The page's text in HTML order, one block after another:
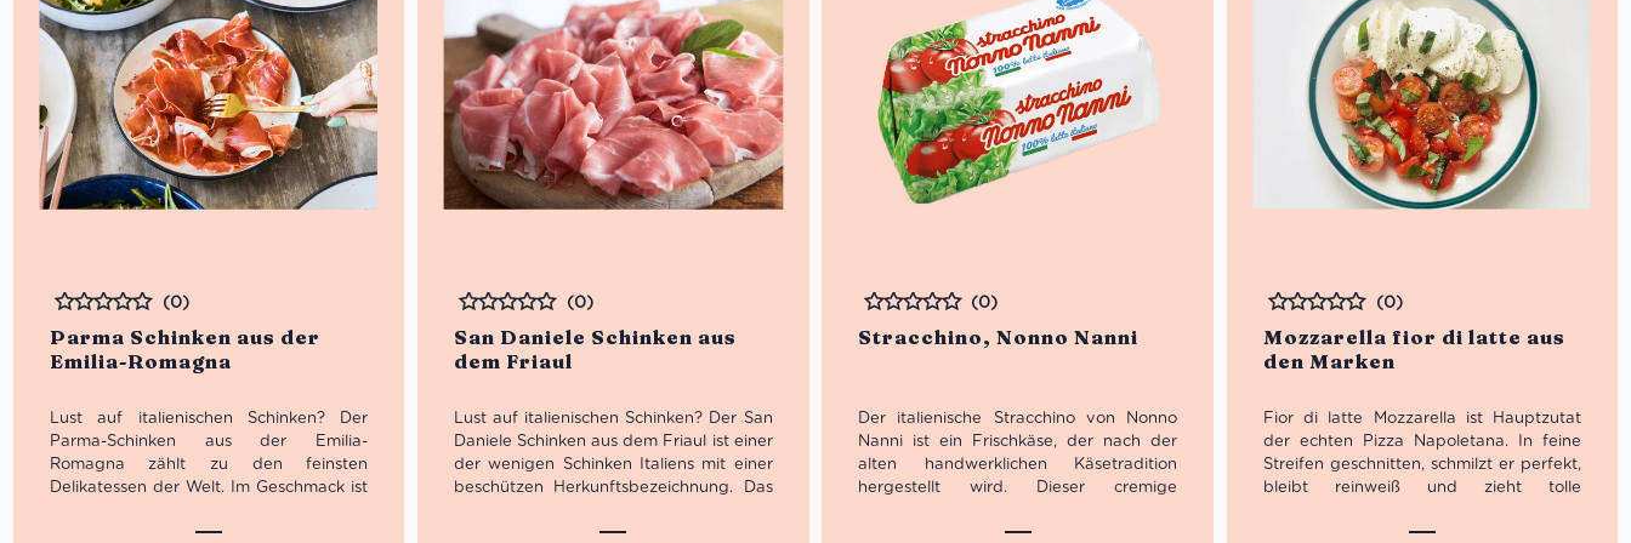
Parma Schinken aus der
Emilia-Romagna
Bewertet
(0)
Lust auf italienischen Schinken? Der
Parma-Schinken aus der Emilia-
Romagna zählt zu den feinsten
Delikatessen der Welt. Im Geschmack ist
hauchdünn und zart in der Konsistenz.
San Daniele Schinken aus
dem Friaul
Bewertet
(0)
Lust auf italienischen Schinken? Der San
Daniele Schinken aus dem Friaul ist einer
der wenigen Schinken Italiens mit einer
beschützen Herkunftsbezeichnung. Das
feinen Fettstreifen durchwachsen. Der
Stracchino, Nonno Nanni
Bewertet
(0)
Der italienische Stracchino von Nonno
Nanni ist ein Frischkäse, der nach der
alten handwerklichen Käsetradition
hergestellt wird. Dieser cremige
wird super frisch alle zwei Wochen zu
Mozzarella fior di latte aus
den Marken
Bewertet
(0)
Fior di latte Mozzarella ist Hauptzutat
der echten Pizza Napoletana. In feine
Streifen geschnitten, schmilzt er perfekt,
bleibt reinweiß und zieht tolle
Kuhmilch-Mozzarella relativ fest. Du